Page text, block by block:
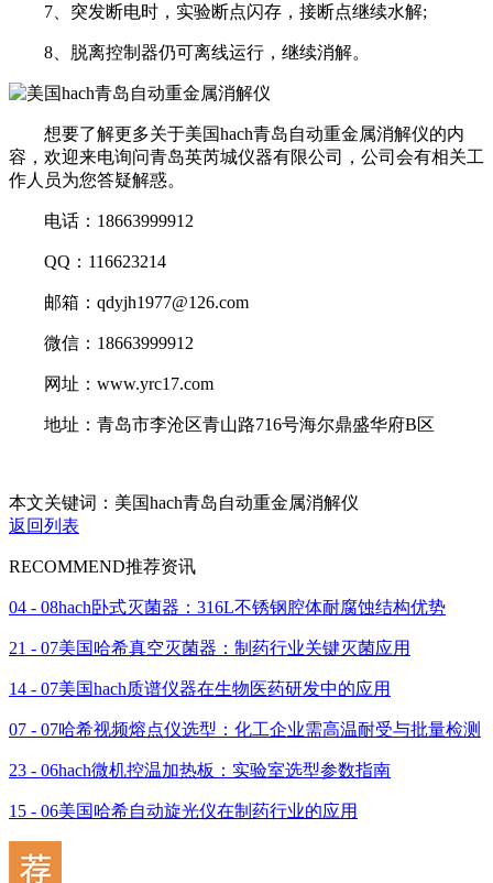
7、突发断电时，实验断点闪存，接断点继续水解;
8、脱离控制器仍可离线运行，继续消解。
想要了解更多关于美国hach青岛自动重金属消解仪的内
容，欢迎来电询问青岛英芮城仪器有限公司，公司会有相关工
作人员为您答疑解惑。
电话：18663999912
QQ：116623214
邮箱：qdyjh1977@126.com
微信：18663999912
网址：www.yrc17.com
地址：青岛市李沧区青山路716号海尔鼎盛华府B区
本文关键词：美国hach青岛自动重金属消解仪
返回列表
RECOMMEND推荐资讯
04 - 08hach卧式灭菌器：316L不锈钢腔体耐腐蚀结构优势
21 - 07美国哈希真空灭菌器：制药行业关键灭菌应用
14 - 07美国hach质谱仪器在生物医药研发中的应用
07 - 07哈希视频熔点仪选型：化工企业需高温耐受与批量检测
23 - 06hach微机控温加热板：实验室选型参数指南
15 - 06美国哈希自动旋光仪在制药行业的应用